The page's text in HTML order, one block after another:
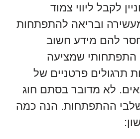
לקבל ליווי צמוד
ובריאה להתפתחות
להם מידע חשוב
התפתחותי שמציעה
תרגולים פרטניים של
לא מדובר בסתם חוג
ההתפתחות. הנה כמה